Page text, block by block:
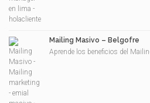
Mailing Masivo – Belgofre
Aprende los beneficios del